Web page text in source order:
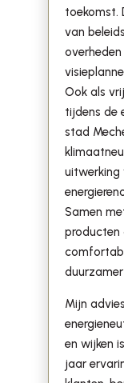
toekomst.
van
Ook als
tijdens de
stad
uitwerking
Samen
producten
Mijn
en wijken
jaar